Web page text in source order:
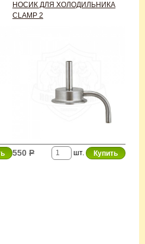
НОСИК ДЛЯ ХОЛОДИЛЬНИКА
CLAMP 2
шт.
550 Р